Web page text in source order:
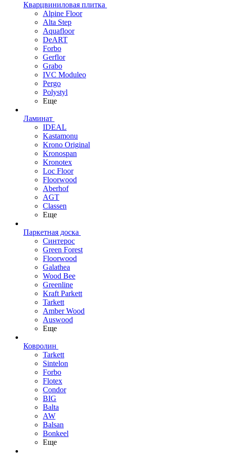
Кварцвиниловая плитка
Alpine Floor
Alta Step
Aquafloor
DeART
Forbo
Gerflor
Grabo
IVC Moduleo
Pergo
Polystyl
Еще
Ламинат
IDEAL
Kastamonu
Krono Original
Kronospan
Kronotex
Loc Floor
Floorwood
Aberhof
AGT
Classen
Еще
Паркетная доска
Синтерос
Green Forest
Floorwood
Galathea
Wood Bee
Greenline
Kraft Parkett
Tarkett
Amber Wood
Auswood
Еще
Ковролин
Tarkett
Sintelon
Forbo
Flotex
Condor
BIG
Balta
AW
Balsan
Bonkeel
Еще